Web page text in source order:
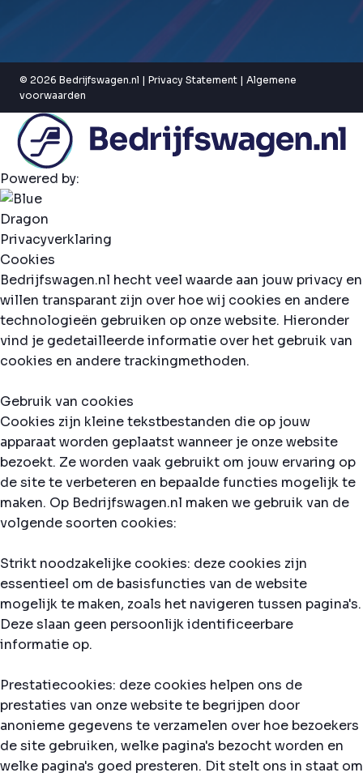
© 2026 Bedrijfswagen.nl | Privacy Statement | Algemene
voorwaarden
Powered by:
Privacyverklaring
Cookies
Bedrijfswagen.nl hecht veel waarde aan jouw privacy en
willen transparant zijn over hoe wij cookies en andere
technologieën gebruiken op onze website. Hieronder
vind je gedetailleerde informatie over het gebruik van
cookies en andere trackingmethoden.
Gebruik van cookies
Cookies zijn kleine tekstbestanden die op jouw
apparaat worden geplaatst wanneer je onze website
bezoekt. Ze worden vaak gebruikt om jouw ervaring op
de site te verbeteren en bepaalde functies mogelijk te
maken. Op Bedrijfswagen.nl maken we gebruik van de
volgende soorten cookies:
Strikt noodzakelijke cookies: deze cookies zijn
essentieel om de basisfuncties van de website
mogelijk te maken, zoals het navigeren tussen pagina's.
Deze slaan geen persoonlijk identificeerbare
informatie op.
Prestatiecookies: deze cookies helpen ons de
prestaties van onze website te begrijpen door
anonieme gegevens te verzamelen over hoe bezoekers
de site gebruiken, welke pagina's bezocht worden en
welke pagina's goed presteren. Dit stelt ons in staat om